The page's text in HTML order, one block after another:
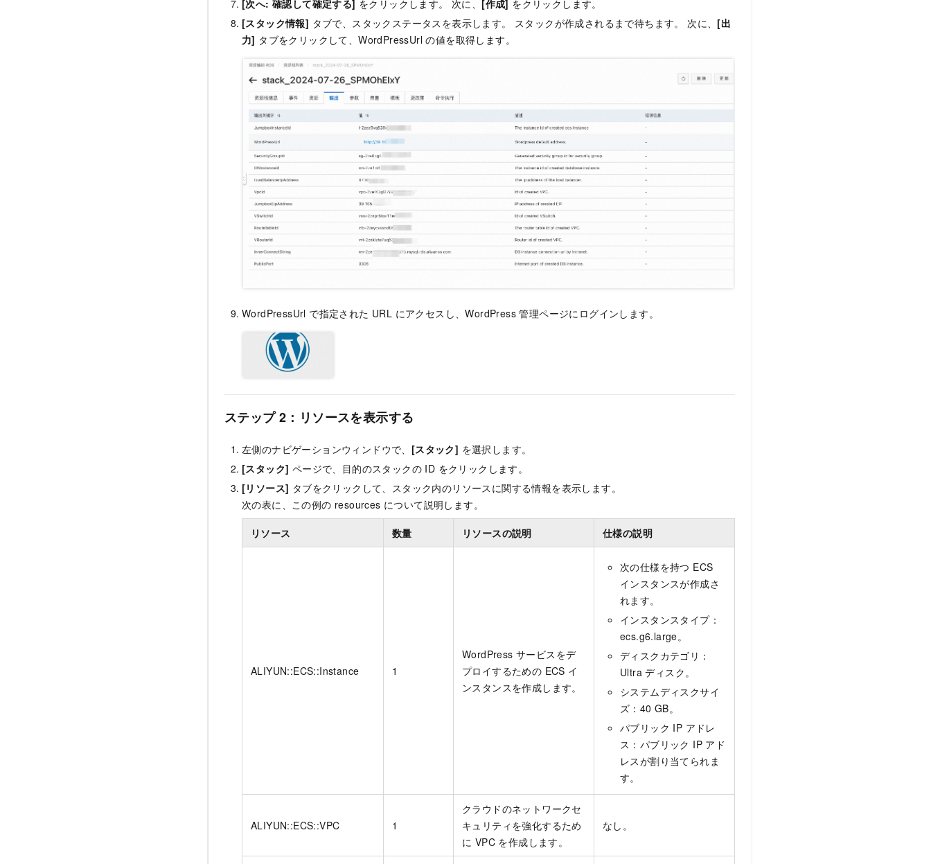
[次へ: 確認して確定する] をクリックします。 次に、 [作成] をクリックします。
[スタック情報] タブで、スタックステータスを表示します。 スタックが作成されるまで待ちます。 次に、 [出
力] タブをクリックして、WordPressUrl の値を取得します。
WordPressUrl で指定された URL にアクセスし、WordPress 管理ページにログインします。
ステップ 2：リソースを表示する
左側のナビゲーションウィンドウで、 [スタック] を選択します。
[スタック] ページで、目的のスタックの ID をクリックします。
[リソース] タブをクリックして、スタック内のリソースに関する情報を表示します。
次の表に、この例の resources について説明します。
リソース 数量 リソースの説明 仕様の説明
ALIYUN::ECS::Instance 1
WordPress サービスをデ
プロイするための ECS イ
ンスタンスを作成します。
次の仕様を持つ ECS
インスタンスが作成さ
れます。
インスタンスタイプ：
ecs.g6.large。
ディスクカテゴリ：
Ultra ディスク。
システムディスクサイ
ズ：40 GB。
パブリック IP アドレ
ス：パブリック IP アド
レスが割り当てられま
す。
ALIYUN::ECS::VPC 1
クラウドのネットワークセ
キュリティを強化するため
に VPC を作成します。
なし。